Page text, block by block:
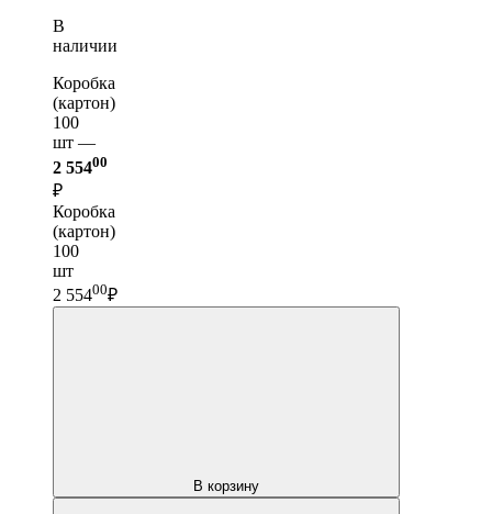
В
наличии
Коробка
(картон)
100
шт —
2 55400
₽
Коробка
(картон)
100
шт
2 55400₽
В корзину